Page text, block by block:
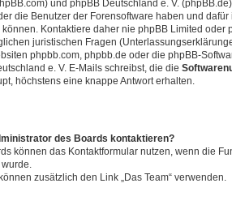
und phpBB Deutschland e. V.
die Benutzer der Forensoftware haben und
Kontaktiere daher nie phpBB Limited oder
juristischen Fragen
phpbb.com, phpbb.de oder die phpBB-
e. V. E-Mails schreibst, die die
höchstens eine knappe Antwort erhalten.
des Boards kontaktieren?
können das Kontaktformular nutzen, wenn die
zusätzlich den Link „Das Team“ verwenden.